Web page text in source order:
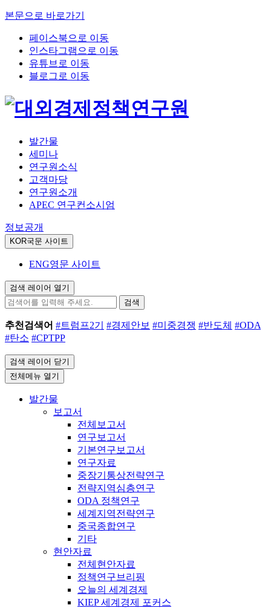
본문으로 바로가기
페이스북으로 이동
인스타그램으로 이동
유튜브로 이동
블로그로 이동
발간물
세미나
연구원소식
고객마당
연구원소개
APEC 연구컨소시엄
정보공개
KOR국문 사이트
ENG영문 사이트
검색 레이어 열기
검색
추천검색어 #트럼프2기 #경제안보 #미중경쟁 #반도체 #ODA
#탄소 #CPTPP
검색 레이어 닫기
전체메뉴 열기
발간물
보고서
전체보고서
연구보고서
기본연구보고서
연구자료
중장기통상전략연구
전략지역심층연구
ODA 정책연구
세계지역전략연구
중국종합연구
기타
현안자료
전체현안자료
정책연구브리핑
오늘의 세계경제
KIEP 세계경제 포커스